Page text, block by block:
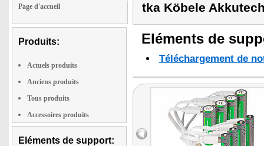
Page d'accueil
Produits:
Actuels produits
Anciens produits
Tous produits
Accessoires produits
Eléments de support:
tka Köbele
Eléments de
Téléchargement de